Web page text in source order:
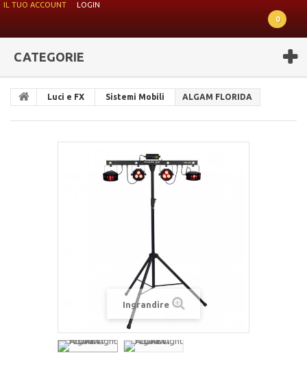
IL TUO ACCOUNT
LOGIN
0
CATEGORIE
Luci e FX Sistemi Mobili ALGAM FLORIDA
Ingrandire